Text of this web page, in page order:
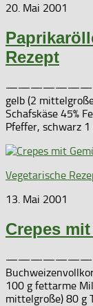
20. Mai 2001
Rezept
————————–
gelb (2
Schafskäse 45%
Pfeffer, schwarz 1
Vegetarische
13. Mai 2001
Crepes
————————–
100 g fettarme
mittelgroße) 80 g